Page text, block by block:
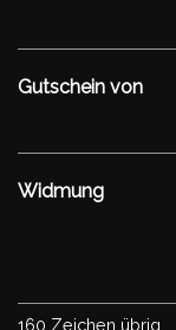
Gutschein von
Widmung
160 Zeichen übrig